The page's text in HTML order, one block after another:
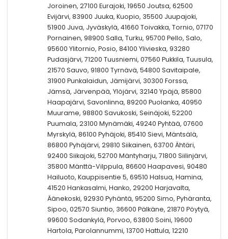
Joroinen, 27100 Eurajoki, 19650 Joutsa, 62500
Evijärvi, 83900 Juuka, Kuopio, 35500 Juupajoki,
51900 Juva, Jyväskylä, 41660 Toivakka, Tornio, 07170
Pornainen, 98900 Salla, Turku, 95700 Pello, Salo,
95600 Ylitornio, Posio, 84100 Ylivieska, 93280
Pudasjärvi, 71200 Tuusniemi, 07560 Pukkila, Tuusula,
21570 Sauvo, 91800 Tyrnävä, 54800 Savitaipale,
31900 Punkalaidun, Jämijärvi, 30300 Forssa,
Jämsä, Järvenpää, Ylöjärvi, 32140 Ypäjä, 85800
Haapajärvi, Savonlinna, 89200 Puolanka, 40950
Muurame, 98800 Savukoski, Seinäjoki, 52200
Puumala, 23100 Mynämäki, 49240 Pyhtää, 07600
Myrskylä, 86100 Pyhäjoki, 85410 Sievi, Mäntsälä,
86800 Pyhäjärvi, 29810 Siikainen, 63700 Ähtäri,
92400 Siikajoki, 52700 Mäntyharju, 71800 Siilinjärvi,
35800 Mänttä-Vilppula, 86600 Haapavesi, 90480
Hailuoto, Kauppisentie 5, 69510 Halsua, Hamina,
41520 Hankasalmi, Hanko, 29200 Harjavalta,
Äänekoski, 92930 Pyhäntä, 95200 Simo, Pyhäranta,
Sipoo, 02570 Siuntio, 36600 Pälkäne, 21870 Pöytyä,
99600 Sodankylä, Porvoo, 63800 Soini, 19600
Hartola, Parolannummi, 13700 Hattula, 12210